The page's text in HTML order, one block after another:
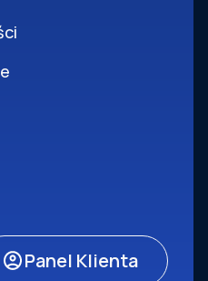
Panel Klienta